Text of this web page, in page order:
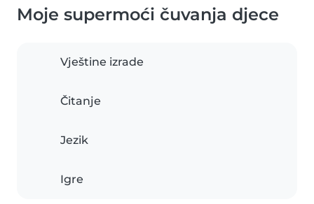
Moje supermoći čuvanja djece
Vještine izrade
Čitanje
Jezik
Igre